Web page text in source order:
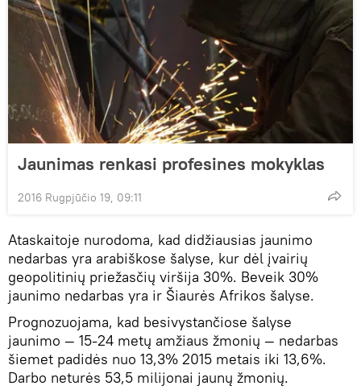
Jaunimas renkasi profesines mokyklas
2016 Rugpjūčio 19, 09:11
Ataskaitoje nurodoma, kad didžiausias jaunimo
nedarbas yra arabiškose šalyse, kur dėl įvairių
geopolitinių priežasčių viršija 30%. Beveik 30%
jaunimo nedarbas yra ir Šiaurės Afrikos šalyse.
Prognozuojama, kad besivystančiose šalyse
jaunimo — 15-24 metų amžiaus žmonių — nedarbas
šiemet padidės nuo 13,3% 2015 metais iki 13,6%.
Darbo neturės 53,5 milijonai jaunų žmonių.